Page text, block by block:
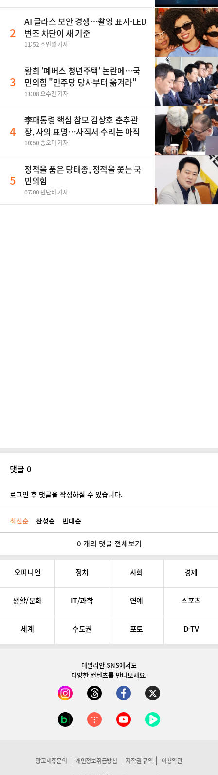
2
AI 글라스 보안 경쟁…촬영 표시·LED
변조 차단이 새 기준
11:52 조인영 기자
3
황희 '폐버스 청년주택' 논란에…국
민의힘 "민주당 당사부터 옮겨라"
11:08 오수진 기자
4
李대통령 핵심 참모 김상호 춘추관
장, 사의 표명…사직서 수리는 아직
10:50 송오미 기자
5
정적을 품은 당태종, 정적을 쫓는 국
민의힘
07:00 민단비 기자
댓글 0
로그인 후 댓글을 작성하실 수 있습니다.
최신순 찬성순 반대순
0 개의 댓글 전체보기
오피니언 정치 사회 경제
생활/문화 IT/과학 연예 스포츠
세계 수도권 포토 D-TV
데일리안 SNS에서도
다양한 컨텐츠를 만나보세요.
광고제휴문의 개인정보취급방침 저작권 규약 이용약관